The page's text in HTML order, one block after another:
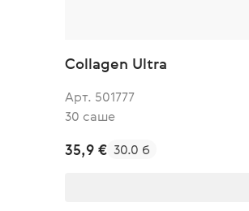
Collagen Ultra
Арт. 501777
30 саше
35,9 € 30.0 б